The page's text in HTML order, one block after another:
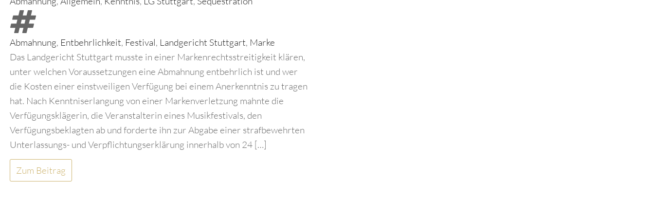
Abmahnung, Entbehrlichkeit, Festival, Landgericht Stuttgart, Marke
Das Landgericht Stuttgart musste in einer Markenrechtsstreitigkeit klären,
unter welchen Voraussetzungen eine Abmahnung entbehrlich ist und wer
die Kosten einer einstweiligen Verfügung bei einem Anerkenntnis zu tragen
hat. Nach Kenntniserlangung von einer Markenverletzung mahnte die
Verfügungsklägerin, die Veranstalterin eines Musikfestivals, den
Verfügungsbeklagten ab und forderte ihn zur Abgabe einer strafbewehrten
Unterlassungs- und Verpflichtungserklärung innerhalb von 24 […]
Zum Beitrag